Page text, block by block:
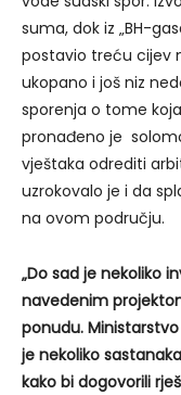
suma, dok iz „BH-
postavio treću cijev
ukopano i još niz
sporenja o tome
pronađeno je
vještaka odrediti
uzrokovalo je i da
na ovom području.
„Do sad je nekoliko
navedenim
ponudu.
je nekoliko
kako bi dogovorili